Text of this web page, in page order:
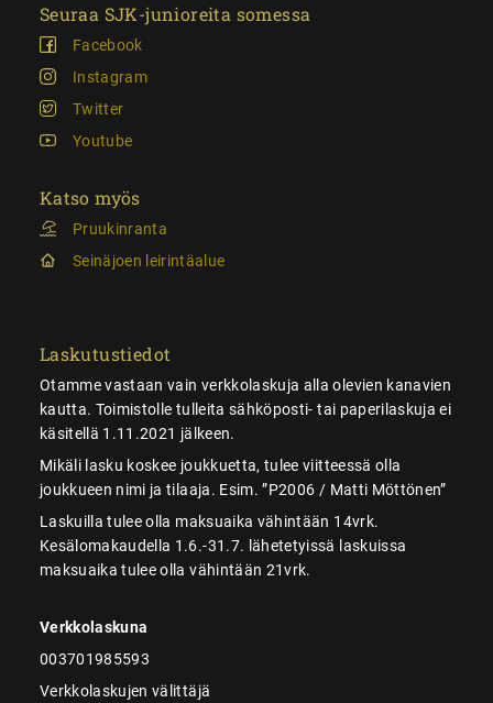
Seuraa SJK-junioreita somessa
Facebook
Instagram
Twitter
Youtube
Katso myös
Pruukinranta
Seinäjoen leirintäalue
Laskutustiedot
Otamme vastaan vain verkkolaskuja alla olevien kanavien
kautta. Toimistolle tulleita sähköposti- tai paperilaskuja ei
käsitellä 1.11.2021 jälkeen.
Mikäli lasku koskee joukkuetta, tulee viitteessä olla
joukkueen nimi ja tilaaja. Esim. ”P2006 / Matti Möttönen”
Laskuilla tulee olla maksuaika vähintään 14vrk.
Kesälomakaudella 1.6.-31.7. lähetetyissä laskuissa
maksuaika tulee olla vähintään 21vrk.
Verkkolaskuna
003701985593
Verkkolaskujen välittäjä